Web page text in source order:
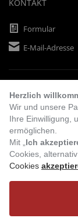
KONTAKT
Formular
E-Mail-Adresse
Vorkasse Rechnung
BESUCHEN SIE
Herzlich
Wir und unsere
Ihre Einwilligung,
ermöglichen.
Mit „ Ich
Cookies,
Cookies